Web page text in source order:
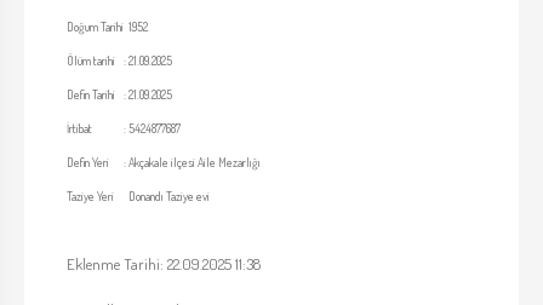
Doğum Tarihi 1952
Ölüm tarihi :21.09.2025
Defin Tarihi :21.09.2025
İrtibat :5424877687
Defin Yeri :Akçakale ilçesi Aile Mezarlığı
Taziye Yeri Donandı Taziye evi
Eklenme Tarihi: 22.09.2025 11:38